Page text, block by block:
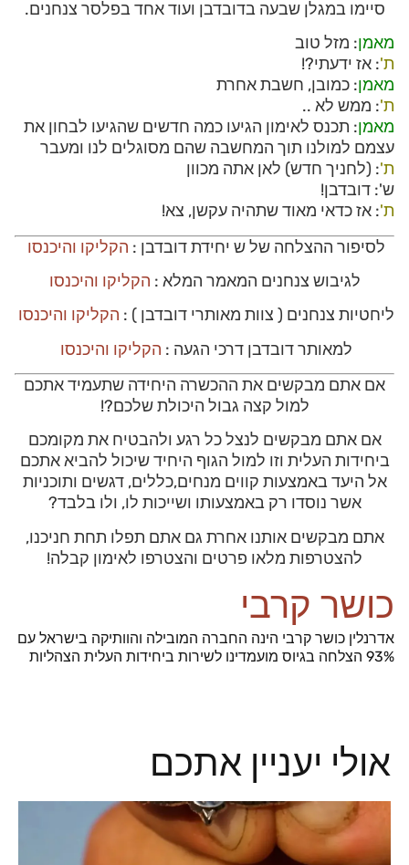
סיימו במגלן שבעה בדובדבן ועוד אחד בפלסר צנחנים.
מאמן: מזל טוב
ת': אז ידעתי?!
מאמן: כמובן, חשבת אחרת
ת': ממש לא ..
מאמן: תכנס לאימון הגיעו כמה חדשים שהגיעו לבחון את
עצמם למולנו תוך המחשבה שהם מסוגלים לנו ומעבר
ת': (לחניך חדש) לאן אתה מכוון
ש': דובדבן!
ת': אז כדאי מאוד שתהיה עקשן, צא!
לסיפור ההצלחה של ש יחידת דובדבן : הקליקו והיכנסו
לגיבוש צנחנים המאמר המלא : הקליקו והיכנסו
ליחטיות צנחנים ( צוות מאותרי דובדבן ) : הקליקו והיכנסו
למאותר דובדבן דרכי הגעה : הקליקו והיכנסו
אם אתם מבקשים את ההכשרה היחידה שתעמיד אתכם
למול קצה גבול היכולת שלכם?!
אם אתם מבקשים לנצל כל רגע ולהבטיח את מקומכם
ביחידות העלית וזו למול הגוף היחיד שיכול להביא אתכם
אל היעד באמצעות קווים מנחים,כללים, דגשים ותוכניות
אשר נוסדו רק באמצעותו ושייכות לו, ולו בלבד?
אתם מבקשים אותנו אחרת גם אתם תפלו תחת חניכנו,
להצטרפות מלאו פרטים והצטרפו לאימון קבלה!
כושר קרבי
אדרנלין כושר קרבי הינה החברה המובילה והוותיקה בישראל עם
93% הצלחה בגיוס מועמדינו לשירות ביחידות העלית הצהליות
אולי יעניין אתכם